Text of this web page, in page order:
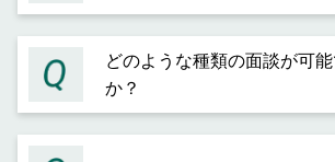
どのような種類の面談が可
か？